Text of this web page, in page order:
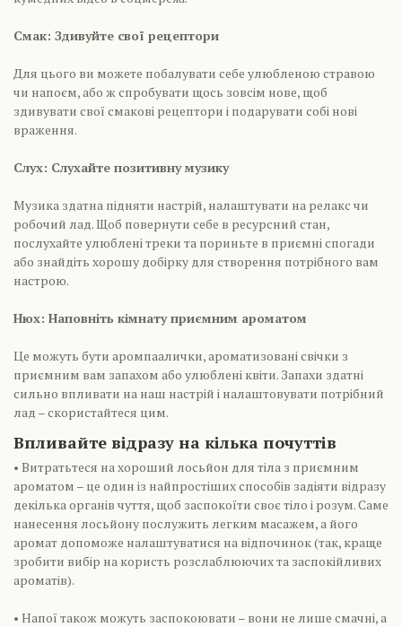
Смак: Здивуйте свої рецептори
Для цього ви можете побалувати себе улюбленою стравою
чи напоєм, або ж спробувати щось зовсім нове, щоб
здивувати свої смакові рецептори і подарувати собі нові
враження.
Слух: Слухайте позитивну музику
Музика здатна підняти настрій, налаштувати на релакс чи
робочий лад. Щоб повернути себе в ресурсний стан,
послухайте улюблені треки та пориньте в приємні спогади
або знайдіть хорошу добірку для створення потрібного вам
настрою.
Нюх: Наповніть кімнату приємним ароматом
Це можуть бути аромпаалички, ароматизовані свічки з
приємним вам запахом або улюблені квіти. Запахи здатні
сильно впливати на наш настрій і налаштовувати потрібний
лад – скористайтеся цим.
Впливайте відразу на кілька почуттів
• Витратьтеся на хороший лосьйон для тіла з приємним
ароматом – це один із найпростіших способів задіяти відразу
декілька органів чуття, щоб заспокоїти своє тіло і розум. Саме
нанесення лосьйону послужить легким масажем, а його
аромат допоможе налаштуватися на відпочинок (так, краще
зробити вибір на користь розслаблюючих та заспокійливих
ароматів).
• Напої також можуть заспокоювати – вони не лише смачні, а